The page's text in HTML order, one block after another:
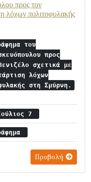
προς τον
λόχων πολιτοφυλακής
του
προς
σχετικά με
λόχων
στη Σμύρνη.
7
Προβολή